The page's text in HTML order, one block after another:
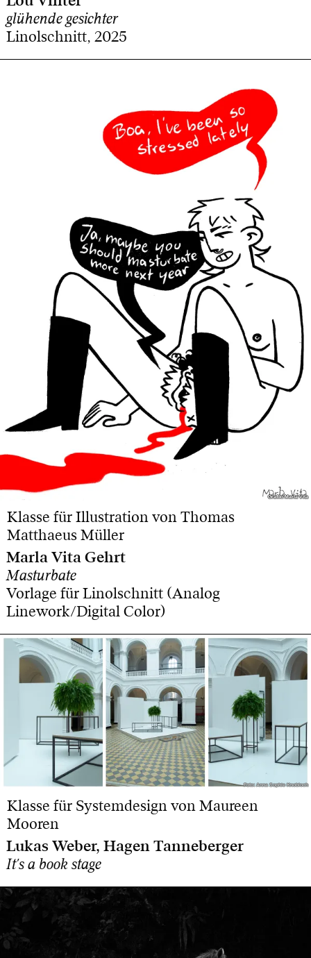
glühende gesichter
Linolschnitt, 2025
Grafik: Marla Vita
Grafik: Marla Vita
Klasse für Illustration von Thomas
Matthaeus Müller
Marla Vita Gehrt
Masturbate
Vorlage für Linolschnitt (Analog
Linework/Digital Color)
Foto: Anna Sophie Knobloch
Foto: Anna Sophie Knobloch
Klasse für Systemdesign von Maureen
Mooren
Lukas Weber, Hagen Tanneberger
It's a book stage